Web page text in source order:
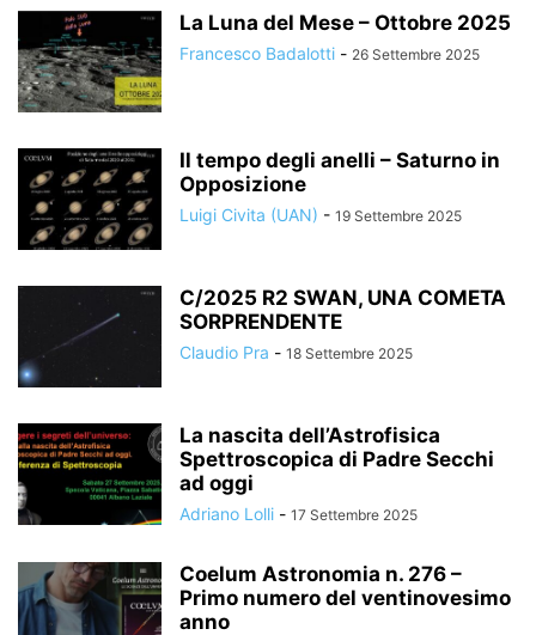
La Luna del Mese – Ottobre 2025
Francesco Badalotti - 26 Settembre 2025
Il tempo degli anelli – Saturno in
Opposizione
Luigi Civita (UAN) - 19 Settembre 2025
C/2025 R2 SWAN, UNA COMETA
SORPRENDENTE
Claudio Pra - 18 Settembre 2025
La nascita dell’Astrofisica
Spettroscopica di Padre Secchi
ad oggi
Adriano Lolli - 17 Settembre 2025
Coelum Astronomia n. 276 –
Primo numero del ventinovesimo
anno